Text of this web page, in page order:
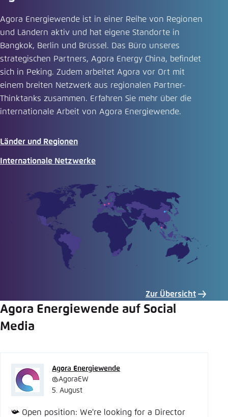
Agora Energiewende ist in einer Reihe von Regionen
und Ländern aktiv und hat eigene Standorte in
Bangkok, Berlin und Brüssel. Das Büro unseres
strategischen Partners, Agora Energy China, befindet
sich in Peking. Zudem arbeitet Agora vor Ort mit
einem breiten Netzwerk aus regionalen Partner-
Thinktanks zusammen. Erfahren Sie mehr über die
internationale Arbeit von Agora Energiewende.
Länder und Regionen
Internationale Netzwerke
Zur Übersicht
Agora Energiewende auf Social
Media
Agora Energiewende
@AgoraEW
5. August
📯 Open position: We're looking for a Director